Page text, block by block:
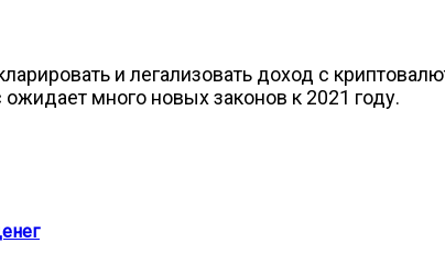
и легализовать доход с
много новых законов к 2021 году.